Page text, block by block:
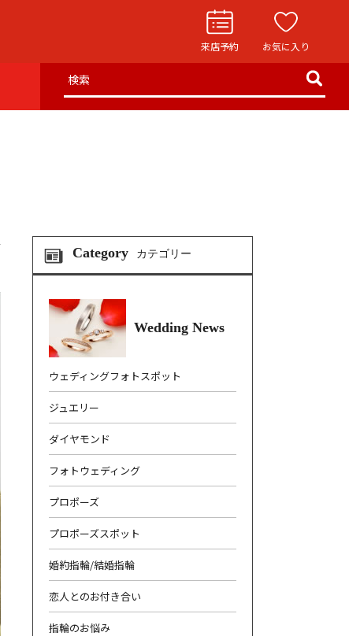
来店予約 お気に入り
お役立ち記事
フェア・ニュース
ブログ・お客様の声
カタログ請求
プライバシーポリシー
検索
Category カテゴリー
Wedding News
ウェディングフォトスポット
ジュエリー
ダイヤモンド
フォトウェディング
プロポーズ
プロポーズスポット
婚約指輪/結婚指輪
恋人とのお付き合い
指輪のお悩み